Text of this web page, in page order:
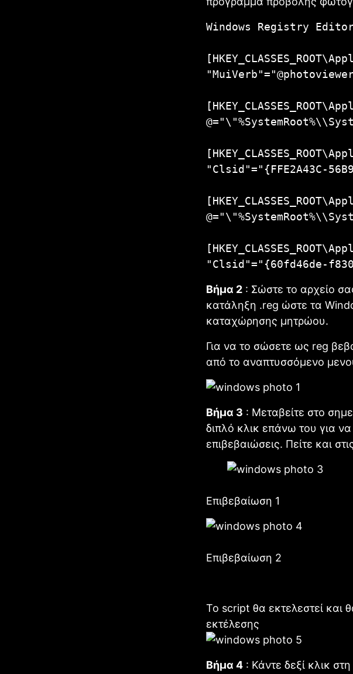
Windows Registry
"Clsid"="{FFE2A43C-
"Clsid"="{60fd46de-
Βήμα 2 : Σώστε το αρχείο
κατάληξη .reg ώστε τα
καταχώρησης μητρώου.
Για να το σώσετε ως reg
από το αναπτυσσόμενο
Βήμα 3 : Μεταβείτε στο
διπλό κλικ επάνω του για
επιβεβαιώσεις. Πείτε και
Επιβεβαίωση 1
Επιβεβαίωση 2
Το script θα εκτελεστεί και
εκτέλεσης
Βήμα 4 : Κάντε δεξί κλικ